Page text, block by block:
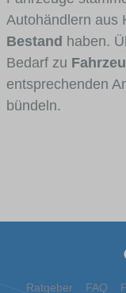
Autohändlern aus
Bestand haben.
Bedarf zu
entsprechenden
bündeln.
Ratgeber FAQ